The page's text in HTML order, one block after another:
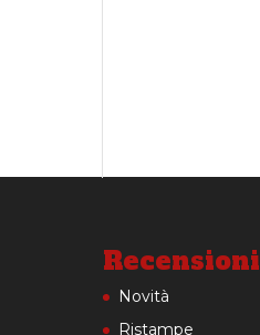
Recensioni
Novità
Ristampe